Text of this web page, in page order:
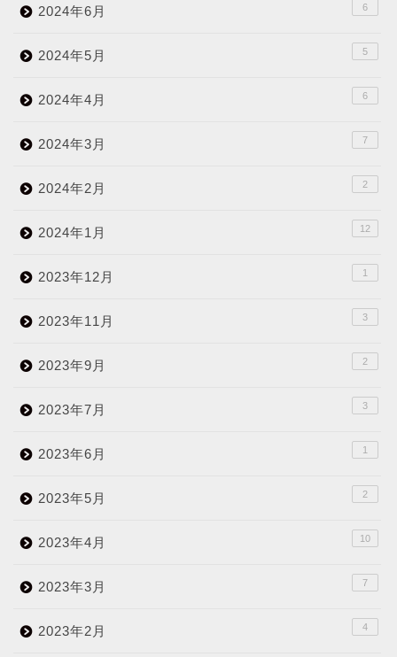
2024年6月 6
2024年5月 5
2024年4月 6
2024年3月 7
2024年2月 2
2024年1月 12
2023年12月 1
2023年11月 3
2023年9月 2
2023年7月 3
2023年6月 1
2023年5月 2
2023年4月 10
2023年3月 7
2023年2月 4